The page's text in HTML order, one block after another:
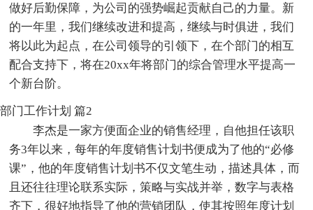
做好后勤保障，为公司的强势崛起贡献自己的力量。新
的一年里，我们继续改进和提高，继续与时俱进，我们
将以此为起点，在公司领导的引领下，在个部门的相互
配合支持下，将在20xx年将部门的综合管理水平提高一
个新台阶。
部门工作计划 篇2
李杰是一家方便面企业的销售经理，自他担任该职
务3年以来，每年的年度销售计划书便成为了他的“必修
课”，他的年度销售计划书不仅文笔生动，描述具体，而
且还往往理论联系实际，策略与实战并举，数字与表格
齐下，很好地指导了他的营销团队，使其按照年度计划